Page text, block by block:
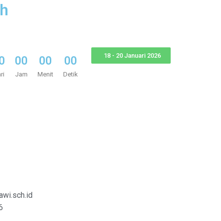
18 - 20 Januari 2026
00
Jam
00
Menit
00
Detik